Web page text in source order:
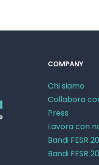
COMPANY
Chi siamo
Collabora
Press
Lavora con
Bandi FESR
Bandi FESR